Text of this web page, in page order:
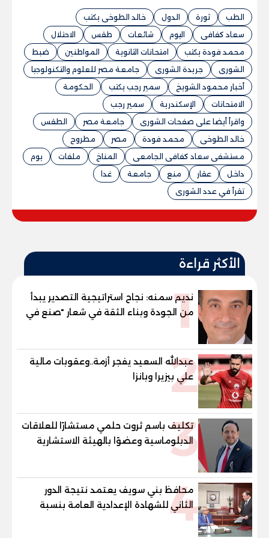
الطب ثورة الدول
خالد الطوخى يكتب
سعاد كفافى
اليوم شائعات طقس
الاحتلال
محمد فودة يكتب
امتحانات الثانوية المواطنين
ضبط
الشورى
جريدة الشورى
جامعة مصر للعلوم والتكنولوجيا
أخبار محمود الشويخ
سمير رجب يكتب
الحكومة
الامتحانات
الإسكندرية
سمير رجب
واقرأ أيضا على صفحات الشورى
جامعة مصر
الطقس
خالد الطوخى
محمد فودة مصر
مطروح
مستشفى سعاد كفافى الجامعى
المناخ ملفات
يوم
داخل
عقار منع جامعة
غدا
تقرأ في عدد الشورى
الأكثر قراءة
1
نديم سمنه: نجاح استراتيجية التصدير يبدأ
من الجودة وبناء الثقة في شعار "صنع في
مصر"
2
عبدالله السعيد يفجر أزمة..وعقوبات مالية
علي بيزيرا وبانزا
3
تكليف باسم ثروت حلمي مستشارًا للعلاقات
الدبلوماسية وعضوًا بالهيئة الاستشارية
العليا لمنظمة «جاد جمينت يوإن»
4
محافظ بني سويف يعتمد نتيجة الدور
الثاني للشهادة الإعدادية العامة بنسبة